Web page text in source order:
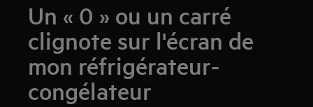
Un « 0 » ou un carré
clignote sur l'écran de
mon réfrigérateur-
congélateur